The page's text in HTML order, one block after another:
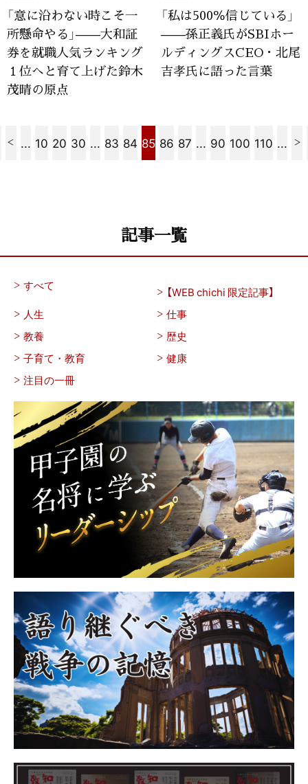
「意に沿わない時こそ一
所懸命やる」——大和証
券を就職人気ランキング
１位へと育て上げた鈴木
茂晴の原点
「私は500％信じている」
——孫正義氏がSBIホー
ルディングスCEO・北尾
吉孝氏に語った言葉
... 10 20 30 ... 83 84 85 86 87 ... 90 100 110 ...
記事一覧
すべて
【WEB chichi 限定記事】
人生
仕事
教養
歴史
子育て・教育
健康
注目の一冊